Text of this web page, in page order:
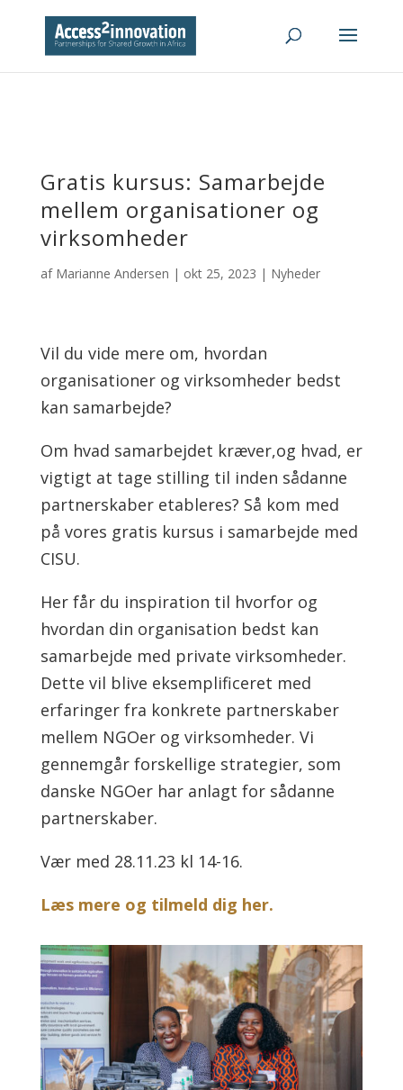
Gratis kursus: Samarbejde
mellem organisationer og
virksomheder
af Marianne Andersen | okt 25, 2023 | Nyheder
Vil du vide mere om, hvordan
organisationer og virksomheder bedst
kan samarbejde?
Om hvad samarbejdet kræver,og hvad, er
vigtigt at tage stilling til inden sådanne
partnerskaber etableres? Så kom med
på vores gratis kursus i samarbejde med
CISU.
Her får du inspiration til hvorfor og
hvordan din organisation bedst kan
samarbejde med private virksomheder.
Dette vil blive eksemplificeret med
erfaringer fra konkrete partnerskaber
mellem NGOer og virksomheder. Vi
gennemgår forskellige strategier, som
danske NGOer har anlagt for sådanne
partnerskaber.
Vær med 28.11.23 kl 14-16.
Læs mere og tilmeld dig her.